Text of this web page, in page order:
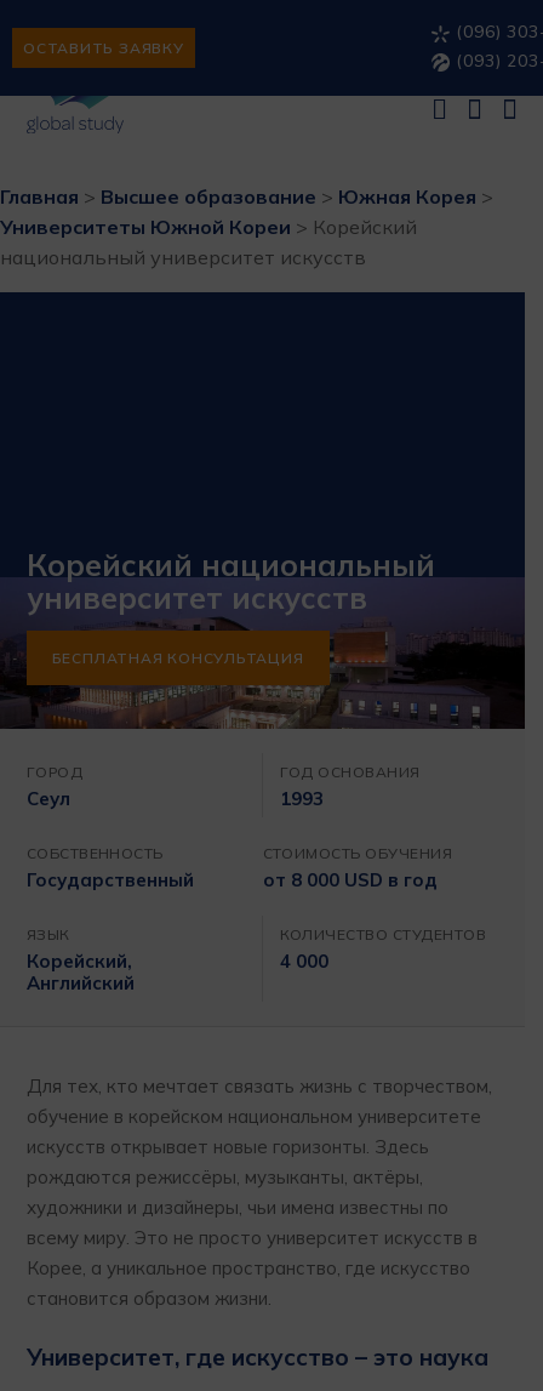
ОСТАВИТЬ ЗАЯВКУ
(096)
(093)
Главная > Высшее образование > Южная Корея >
Университеты Южной Кореи > Корейский
национальный университет искусств
Корейский национальный
университет искусств
БЕСПЛАТНАЯ КОНСУЛЬТАЦИЯ
ГОРОД
Сеул
ГОД ОСНОВАНИЯ
1993
СОБСТВЕННОСТЬ
Государственный
СТОИМОСТЬ ОБУЧЕНИЯ
от 8 000 USD в год
ЯЗЫК
Корейский,
Английский
КОЛИЧЕСТВО СТУДЕНТОВ
4 000
Для тех, кто мечтает связать жизнь с творчеством,
обучение в корейском национальном университете
искусств открывает новые горизонты. Здесь
рождаются режиссёры, музыканты, актёры,
художники и дизайнеры, чьи имена известны по
всему миру. Это не просто университет искусств в
Корее, а уникальное пространство, где искусство
становится образом жизни.
Университет, где искусство – это наука